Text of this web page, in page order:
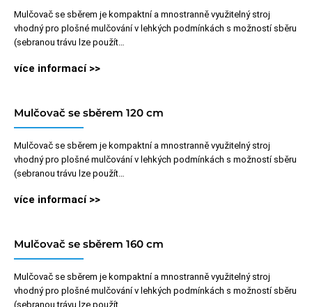
Mulčovač se sběrem je kompaktní a mnostranně využitelný stroj
vhodný pro plošné mulčování v lehkých podmínkách s možností sběru
(sebranou trávu lze použít…
více informací >>
Mulčovač se sběrem 120 cm
Mulčovač se sběrem je kompaktní a mnostranně využitelný stroj
vhodný pro plošné mulčování v lehkých podmínkách s možností sběru
(sebranou trávu lze použít…
více informací >>
Mulčovač se sběrem 160 cm
Mulčovač se sběrem je kompaktní a mnostranně využitelný stroj
vhodný pro plošné mulčování v lehkých podmínkách s možností sběru
(sebranou trávu lze použít…